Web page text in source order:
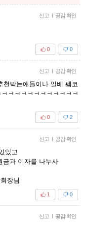
신고 | 공감 확인
0
0
신고 | 공감 확인
천박는애들이나 일베 펨코
ㅋㅋㅋㅋㅋㅋㅋㅋㅋㅋㅋ
2
0
신고 | 공감 확인
었고
금과 이자를 나누사
장님
0
1
신고 | 공감 확인